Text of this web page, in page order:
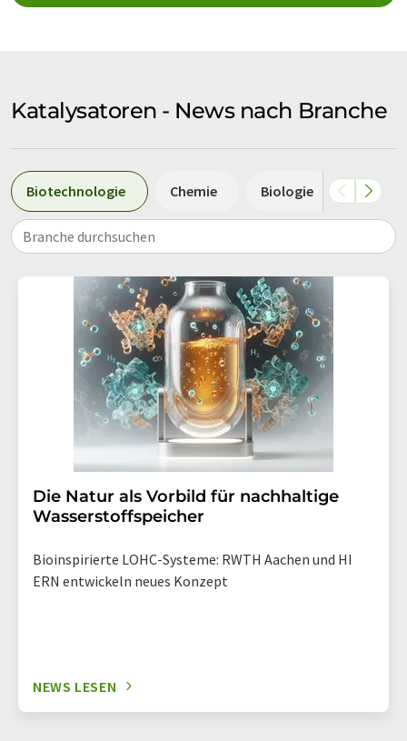
Katalysatoren - News nach Branche
Biotechnologie Chemie Biologie Medizin
Branche durchsuchen
Die Natur als Vorbild für nachhaltige
Wasserstoffspeicher
Bioinspirierte LOHC-Systeme: RWTH Aachen und HI
ERN entwickeln neues Konzept
NEWS LESEN